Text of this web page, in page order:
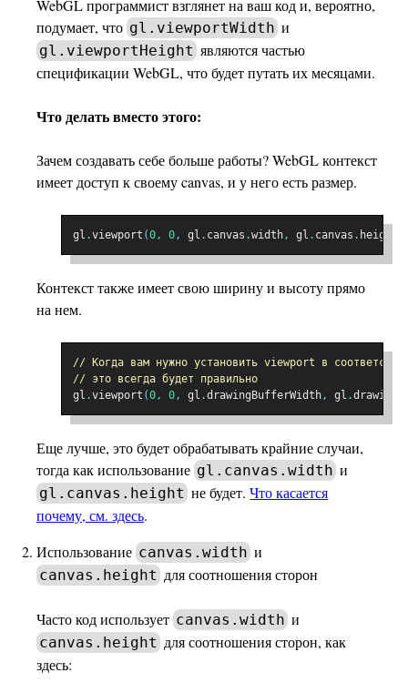
WebGL программист взглянет на ваш код и, вероятно,
подумает, что gl.viewportWidth и
gl.viewportHeight являются частью
спецификации WebGL, что будет путать их месяцами.
Что делать вместо этого:
Зачем создавать себе больше работы? WebGL контекст
имеет доступ к своему canvas, и у него есть размер.
gl .viewport (0, 0, gl . canvas .width, gl . canvas . height
Контекст также имеет свою ширину и высоту прямо
на нем.
// Когда вам нужно установить viewport в
// это всегда будет правильно
gl .viewport (0, 0, gl .drawingBufferWidth, gl .
Еще лучше, это будет обрабатывать крайние случаи,
тогда как использование gl.canvas.width и
gl.canvas.height не будет.Что касается
почему, см. здесь.
Использование canvas.width и
canvas.height для соотношения сторон
Часто код использует canvas.width и
canvas.height для соотношения сторон, как
здесь: